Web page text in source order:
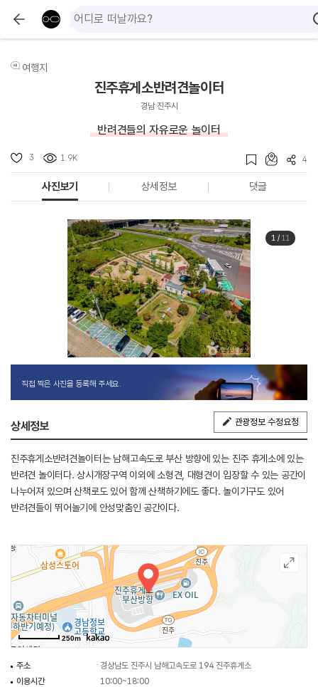
여행지
진주휴게소반려견놀이터
경남 진주시
반려견들의 자유로운 놀이터
3 1.9K 4
사진보기 상세정보 댓글
1/ 11
직접 찍은 사진을 등록해 주세요.
상세정보 관광정보 수정요청
진주휴게소반려견놀이터는 남해고속도로 부산 방향에 있는 진주 휴게소에 있는
반려견 놀이터다. 상시개장구역 이외에 소형견, 대형견이 입장할 수 있는 공간이
나누어져 있으며 산책로도 있어 함께 산책하기에도 좋다. 놀이기구도 있어
반려견들이 뛰어놀기에 안성맞춤인 공간이다.
250m
주소
경상남도 진주시 남해고속도로 194 진주휴게소
이용시간
10:00~18:00